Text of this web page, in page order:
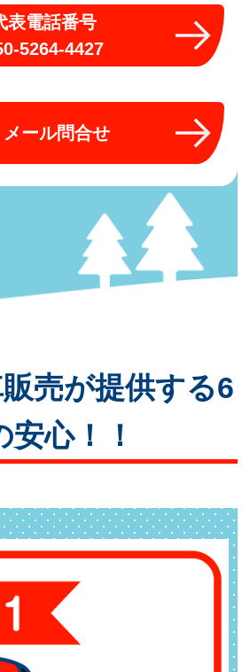
表電話番号
5264-4427
メール問合せ
売が提供する6
安心！！